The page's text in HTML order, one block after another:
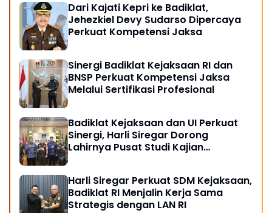
Dari Kajati Kepri ke Badiklat,
Jehezkiel Devy Sudarso Dipercaya
Perkuat Kompetensi Jaksa
Sinergi Badiklat Kejaksaan RI dan
BNSP Perkuat Kompetensi Jaksa
Melalui Sertifikasi Profesional
Badiklat Kejaksaan dan UI Perkuat
Sinergi, Harli Siregar Dorong
Lahirnya Pusat Studi Kajian
Harli Siregar Perkuat SDM Kejaksaan,
Badiklat RI Menjalin Kerja Sama
Strategis dengan LAN RI